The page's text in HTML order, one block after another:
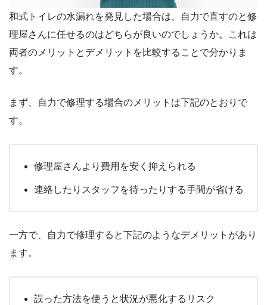
和式トイレの水漏れを発見した場合は、自力で直すのと修
理屋さんに任せるのはどちらが良いのでしょうか。これは
両者のメリットとデメリットを比較することで分かりま
す。
まず、自力で修理する場合のメリットは下記のとおりで
す。
修理屋さんより費用を安く抑えられる
連絡したりスタッフを待ったりする手間が省ける
一方で、自力で修理すると下記のようなデメリットがあり
ます。
誤った方法を使うと状況が悪化するリスク